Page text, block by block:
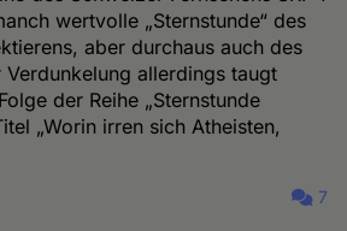
wertvolle „Sternstunde“ des
aber durchaus auch des
allerdings taugt
der Reihe „Sternstunde
„Worin irren sich Atheisten,
7